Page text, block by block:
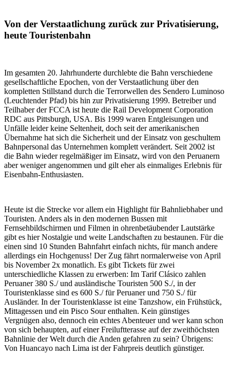
Von der Verstaatlichung zurück zur Privatisierung,
heute Touristenbahn
Im gesamten 20. Jahrhunderte durchlebte die Bahn verschiedene
gesellschaftliche Epochen, von der Verstaatlichung über den
kompletten Stillstand durch die Terrorwellen des Sendero Luminoso
(Leuchtender Pfad) bis hin zur Privatisierung 1999. Betreiber und
Teilhaber der FCCA ist heute die Rail Development Corporation
RDC aus Pittsburgh, USA. Bis 1999 waren Entgleisungen und
Unfälle leider keine Seltenheit, doch seit der amerikanischen
Übernahme hat sich die Sicherheit und der Einsatz von geschultem
Bahnpersonal das Unternehmen komplett verändert. Seit 2002 ist
die Bahn wieder regelmäßiger im Einsatz, wird von den Peruanern
aber weniger angenommen und gilt eher als einmaliges Erlebnis für
Eisenbahn-Enthusiasten.
Heute ist die Strecke vor allem ein Highlight für Bahnliebhaber und
Touristen. Anders als in den modernen Bussen mit
Fernsehbildschirmen und Filmen in ohrenbetäubender Lautstärke
gibt es hier Nostalgie und weite Landschaften zu bestaunen. Für die
einen sind 10 Stunden Bahnfahrt einfach nichts, für manch andere
allerdings ein Hochgenuss! Der Zug fährt normalerweise von April
bis November 2x monatlich. Es gibt Tickets für zwei
unterschiedliche Klassen zu erwerben: Im Tarif Clásico zahlen
Peruaner 380 S./ und ausländische Touristen 500 S./, in der
Touristenklasse sind es 600 S./ für Peruaner und 750 S./ für
Ausländer. In der Touristenklasse ist eine Tanzshow, ein Frühstück,
Mittagessen und ein Pisco Sour enthalten. Kein günstiges
Vergnügen also, dennoch ein echtes Abenteuer und wer kann schon
von sich behaupten, auf einer Freiluftterasse auf der zweithöchsten
Bahnlinie der Welt durch die Anden gefahren zu sein? Übrigens:
Von Huancayo nach Lima ist der Fahrpreis deutlich günstiger.